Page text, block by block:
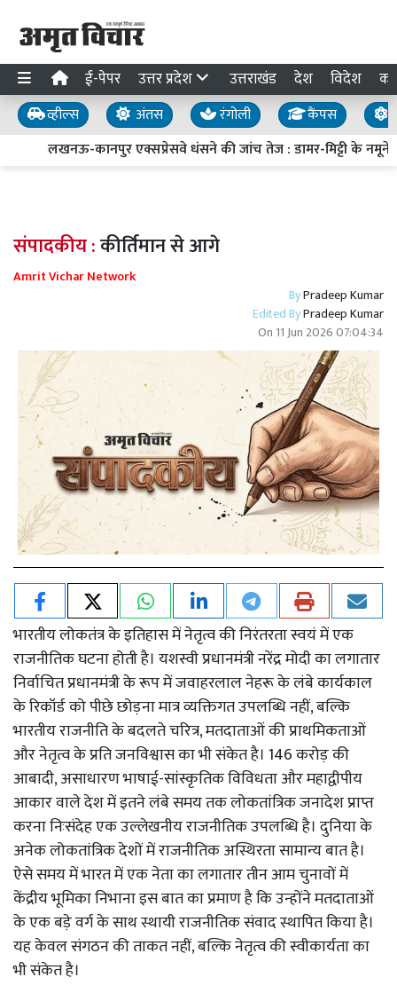
ई-पेपर उत्तर प्रदेश उत्तराखंड देश विदेश
व्हील्स अंतस रंगोली कैंपस
लखनऊ-कानपुर एक्सप्रेसवे धंसने की जांच तेज : डामर-मिट्टी के नमूने
संपादकीय :कीर्तिमान से आगे
Amrit Vichar Network
ByPradeep Kumar
Edited ByPradeep Kumar
On 11 Jun 2026 07:04:34
भारतीय लोकतंत्र के इतिहास में नेतृत्व की निरंतरता स्वयं में एक
राजनीतिक घटना होती है। यशस्वी प्रधानमंत्री नरेंद्र मोदी का लगातार
निर्वाचित प्रधानमंत्री के रूप में जवाहरलाल नेहरू के लंबे कार्यकाल
के रिकॉर्ड को पीछे छोड़ना मात्र व्यक्तिगत उपलब्धि नहीं, बल्कि
भारतीय राजनीति के बदलते चरित्र, मतदाताओं की प्राथमिकताओं
और नेतृत्व के प्रति जनविश्वास का भी संकेत है। 146 करोड़ की
आबादी, असाधारण भाषाई-सांस्कृतिक विविधता और महाद्वीपीय
आकार वाले देश में इतने लंबे समय तक लोकतांत्रिक जनादेश प्राप्त
करना निःसंदेह एक उल्लेखनीय राजनीतिक उपलब्धि है। दुनिया के
अनेक लोकतांत्रिक देशों में राजनीतिक अस्थिरता सामान्य बात है।
ऐसे समय में भारत में एक नेता का लगातार तीन आम चुनावों में
केंद्रीय भूमिका निभाना इस बात का प्रमाण है कि उन्होंने मतदाताओं
के एक बड़े वर्ग के साथ स्थायी राजनीतिक संवाद स्थापित किया है।
यह केवल संगठन की ताकत नहीं, बल्कि नेतृत्व की स्वीकार्यता का
भी संकेत है।